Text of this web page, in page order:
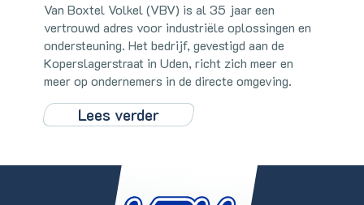
Van Boxtel Volkel (VBV) is al 35 jaar een
vertrouwd adres voor industriële oplossingen en
ondersteuning. Het bedrijf, gevestigd aan de
Koperslagerstraat in Uden, richt zich meer en
meer op ondernemers in de directe omgeving.
Lees verder